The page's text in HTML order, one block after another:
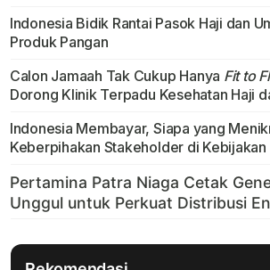
Indonesia Bidik Rantai Pasok Haji dan
Produk Pangan
Calon Jamaah Tak Cukup Hanya Fit to
Dorong Klinik Terpadu Kesehatan Haji
Indonesia Membayar, Siapa yang
Keberpihakan Stakeholder di Kebijakan